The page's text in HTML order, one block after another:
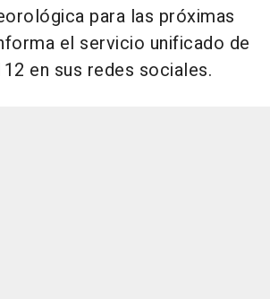
para las próximas
el servicio unificado de
en sus redes sociales.